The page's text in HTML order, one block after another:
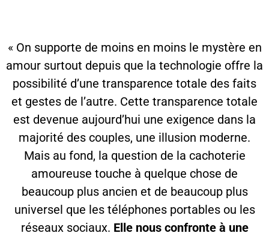
« On supporte de moins en moins le mystère en
amour surtout depuis que la technologie offre la
possibilité d’une transparence totale des faits
et gestes de l’autre. Cette transparence totale
est devenue aujourd’hui une exigence dans la
majorité des couples, une illusion moderne.
Mais au fond, la question de la cachoterie
amoureuse touche à quelque chose de
beaucoup plus ancien et de beaucoup plus
universel que les téléphones portables ou les
réseaux sociaux. Elle nous confronte à une